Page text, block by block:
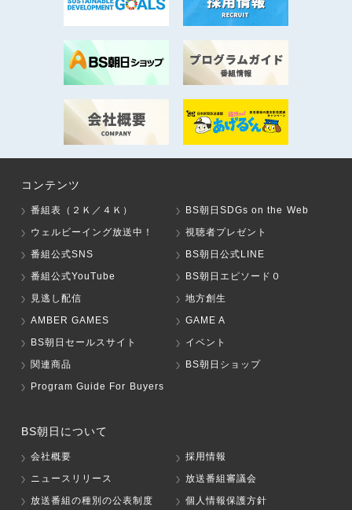
コンテンツ
番組表（２Ｋ／４Ｋ）
BS朝日SDGs on the Web
ウェルビーイング放送中！
視聴者プレゼント
番組公式SNS
BS朝日公式LINE
番組公式YouTube
BS朝日エピソード０
見逃し配信
地方創生
AMBER GAMES
GAME A
BS朝日セールスサイト
イベント
関連商品
BS朝日ショップ
Program Guide For Buyers
BS朝日について
会社概要
採用情報
ニュースリリース
放送番組審議会
放送番組の種別の公表制度
個人情報保護方針